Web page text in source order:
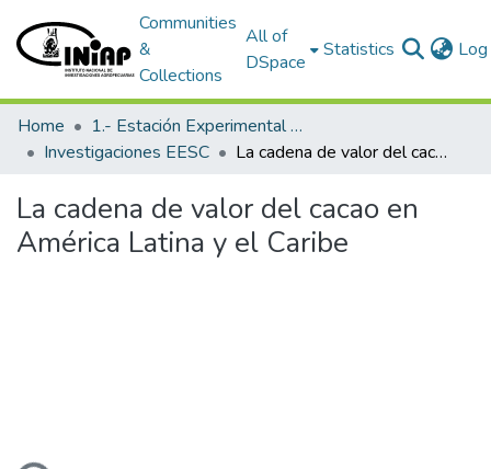
Communities
&
Collections
All of
DSpace
Statistics
Home
1.- Estación Experimental Santa Catalina
Investigaciones EESC
La cadena de valor del cacao en América Latina y el Caribe
La cadena de valor del cacao en
América Latina y el Caribe